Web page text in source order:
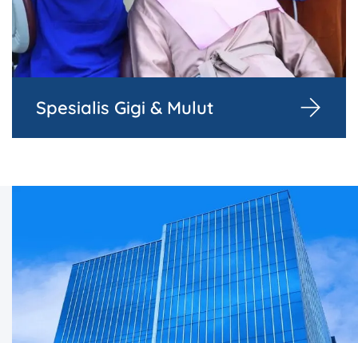
Spesialis Gigi & Mulut